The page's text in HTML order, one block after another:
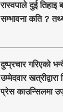
रास्वपाले दुई तिहाइ
सम्भावना कति ?
दुष्प्रचार गरिएको
उम्मेदवार
प्रेस काउन्सिलमा